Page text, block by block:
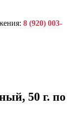
8 (920) 003-
50 г. по